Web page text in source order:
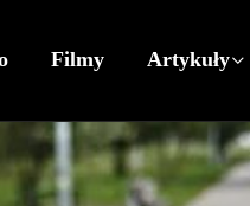
Filmy Artykuły